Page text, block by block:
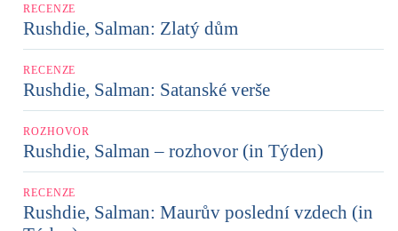
RECENZE
Rushdie, Salman: Zlatý dům
RECENZE
Rushdie, Salman: Satanské verše
ROZHOVOR
Rushdie, Salman – rozhovor (in Týden)
RECENZE
Rushdie, Salman: Maurův poslední vzdech (in